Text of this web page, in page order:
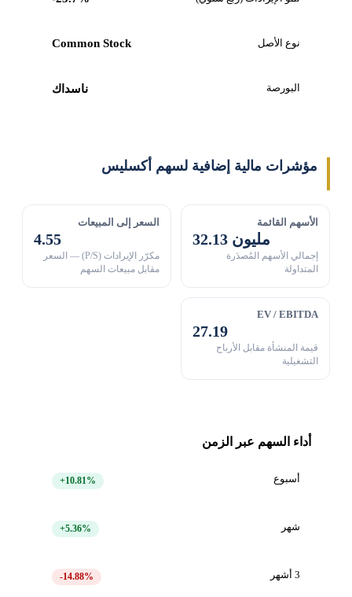
نوع الأصل Common Stock
البورصة ناسداك
مؤشرات مالية إضافية لسهم أكسليس
الأسهم القائمة
32.13 مليون
إجمالي الأسهم المُصدَرة
المتداولة
السعر إلى المبيعات
4.55
مكرّر الإيرادات (P/S) — السعر
مقابل مبيعات السهم
EV / EBITDA
27.19
قيمة المنشأة مقابل الأرباح
التشغيلية
أداء السهم عبر الزمن
أسبوع +10.81%
شهر +5.36%
3 أشهر -14.88%